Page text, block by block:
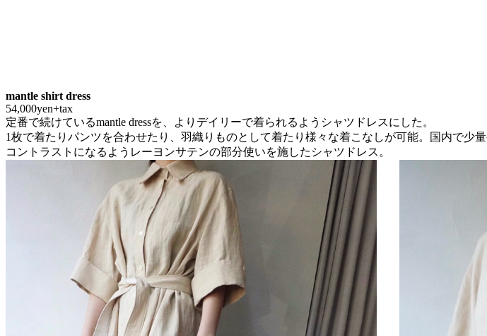
mantle shirt dress
54,000yen+tax
定番で続けているmantle dressを、よりデイリーで着られるようシャツドレスにした。
1枚で着たりパンツを合わせたり、羽織りものとして着たり様々な着こなしが可能。国内で少
コントラストになるようレーヨンサテンの部分使いを施したシャツドレス。